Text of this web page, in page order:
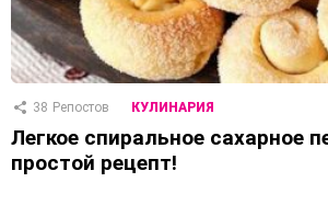
38 Репостов КУЛИНАРИЯ
Легкое спиральное сахарное
простой рецепт!